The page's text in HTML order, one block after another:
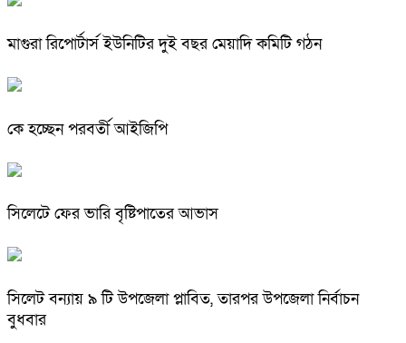
মাগুরা রিপোর্টার্স ইউনিটির দুই বছর মেয়াদি কমিটি গঠন
কে হচ্ছেন পরবর্তী আইজিপি
সিলেটে ফের ভারি বৃষ্টিপাতের আভাস
সিলেট বন্যায় ৯ টি উপজেলা প্লাবিত, তারপর উপজেলা নির্বাচন
বুধবার